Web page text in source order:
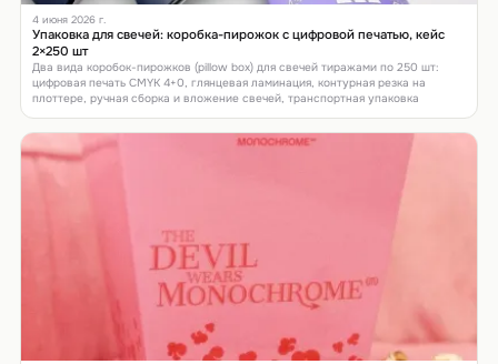
4 июня 2026 г.
Упаковка для свечей: коробка-пирожок с цифровой печатью, кейс
2×250 шт
Два вида коробок-пирожков (pillow box) для свечей тиражами по 250 шт:
цифровая печать CMYK 4+0, глянцевая ламинация, контурная резка на
плоттере, ручная сборка и вложение свечей, транспортная упаковка